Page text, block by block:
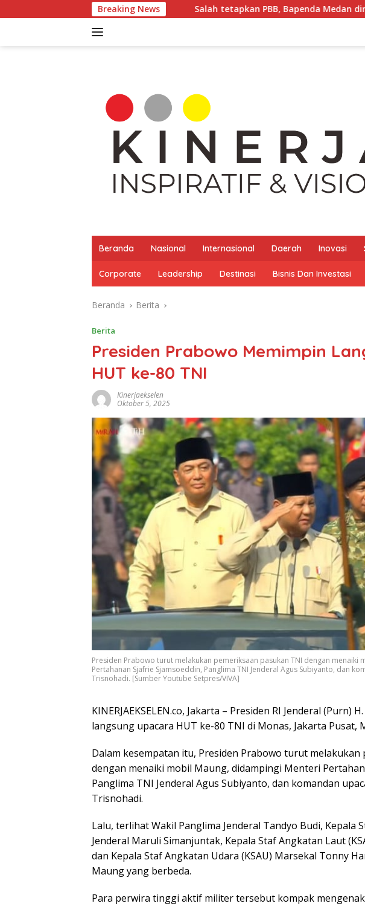
ke
Breaking News
Salah tetapkan PBB, Bapenda Medan diminta wajib ganti rugi
Beranda Nasional Internasional Daerah Inovasi
Corporate Leadership Destinasi Bisnis Dan Investasi
Beranda Berita
Berita
Presiden Prabowo Memimpin
HUT ke-80 TNI
Kinerjaekselen
Oktober 5, 2025
Presiden Prabowo turut melakukan pemeriksaan pasukan TNI dengan menaiki
Pertahanan Sjafrie Sjamsoeddin, Panglima TNI Jenderal Agus Subiyanto, dan
Trisnohadi. [Sumber Youtube Setpres/VIVA]
KINERJAEKSELEN.co, Jakarta – Presiden RI Jenderal (Purn)
langsung upacara HUT ke-80 TNI di Monas, Jakarta Pusat,
Dalam kesempatan itu, Presiden Prabowo turut melakukan
dengan menaiki mobil Maung, didampingi Menteri
Panglima TNI Jenderal Agus Subiyanto, dan komandan
Trisnohadi.
Lalu, terlihat Wakil Panglima Jenderal Tandyo Budi, Kepala
Jenderal Maruli Simanjuntak, Kepala Staf Angkatan Laut
dan Kepala Staf Angkatan Udara (KSAU) Marsekal Tonny
Maung yang berbeda.
Para perwira tinggi aktif militer tersebut kompak